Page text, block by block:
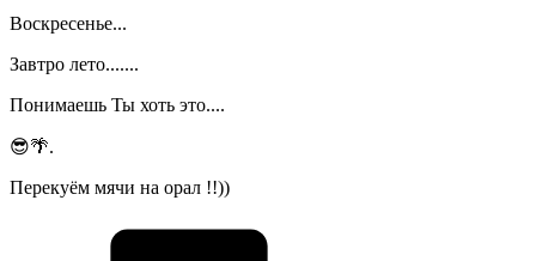
Воскресенье...
Завтро лето.......
Понимаешь Ты хоть это....
😎🌴.
Перекуём мячи на орал !!))